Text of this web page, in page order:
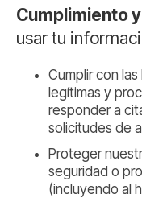
Cumplimiento
usar tu
Cumplir con
legítimas y
responder a
solicitudes de
Proteger
seguridad o
(incluyendo al